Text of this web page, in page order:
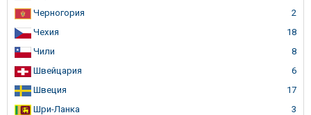
Черногория
2
Чехия
18
Чили
8
Швейцария
6
Швеция
17
Шри-Ланка
3